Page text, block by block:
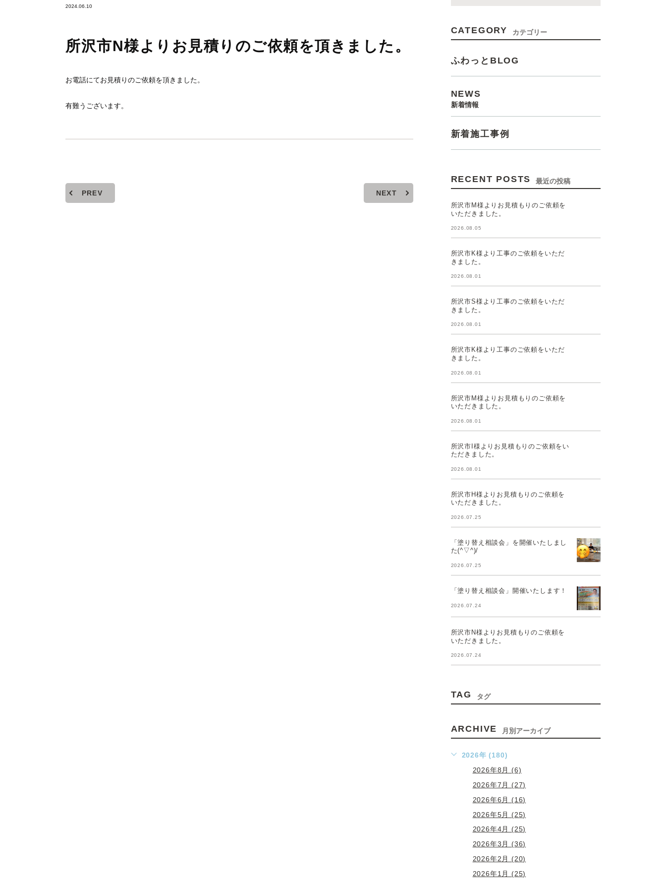
2024.06.10
所沢市N様よりお見積りのご依頼を頂きました。
お電話にてお見積りのご依頼を頂きました。
有難うございます。
PREV NEXT
CATEGORY カテゴリー
ふわっとBLOG
NEWS
新着情報
新着施工事例
RECENT POSTS 最近の投稿
所沢市M様よりお見積もりのご依頼を
いただきました。
2026.08.05
所沢市K様より工事のご依頼をいただ
きました。
2026.08.01
所沢市S様より工事のご依頼をいただ
きました。
2026.08.01
所沢市K様より工事のご依頼をいただ
きました。
2026.08.01
所沢市M様よりお見積もりのご依頼を
いただきました。
2026.08.01
所沢市I様よりお見積もりのご依頼をい
ただきました。
2026.08.01
所沢市H様よりお見積もりのご依頼を
いただきました。
2026.07.25
「塗り替え相談会」を開催いたしまし
た(^▽^)/
2026.07.25
「塗り替え相談会」開催いたします！
2026.07.24
所沢市N様よりお見積もりのご依頼を
いただきました。
2026.07.24
TAG タグ
ARCHIVE 月別アーカイブ
2026年 (180)
2026年8月 (6)
2026年7月 (27)
2026年6月 (16)
2026年5月 (25)
2026年4月 (25)
2026年3月 (36)
2026年2月 (20)
2026年1月 (25)